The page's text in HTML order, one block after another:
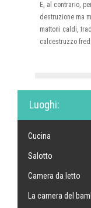
E, al contrario,
destruzione ma
mattoni caldi,
calcestruzzo
Luoghi:
Cucina
Salotto
Camera da letto
La camera del